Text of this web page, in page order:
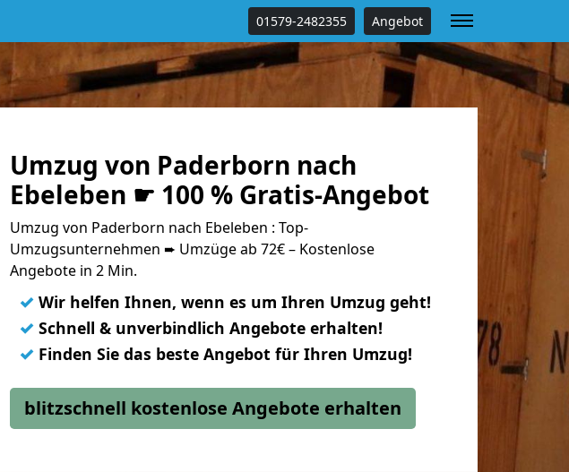
01579-2482355 Angebot
Umzug von Paderborn nach
Ebeleben ☛ 100 % Gratis-Angebot
Umzug von Paderborn nach Ebeleben : Top-
Umzugsunternehmen ➨ Umzüge ab 72€ – Kostenlose
Angebote in 2 Min.
✓ Wir helfen Ihnen, wenn es um Ihren Umzug geht!
✓ Schnell & unverbindlich Angebote erhalten!
✓ Finden Sie das beste Angebot für Ihren Umzug!
blitzschnell kostenlose Angebote erhalten